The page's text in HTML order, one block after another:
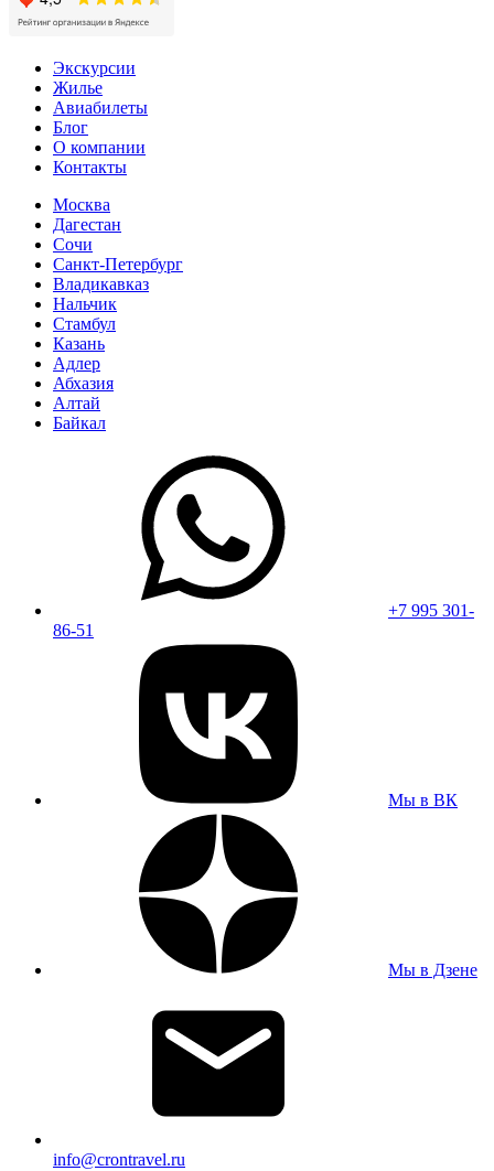
Экскурсии
Жилье
Авиабилеты
Блог
О компании
Контакты
Москва
Дагестан
Сочи
Санкт-Петербург
Владикавказ
Нальчик
Стамбул
Казань
Адлер
Абхазия
Алтай
Байкал
+7 995 301-
86-51
Мы в ВК
Мы в Дзене
info@crontravel.ru